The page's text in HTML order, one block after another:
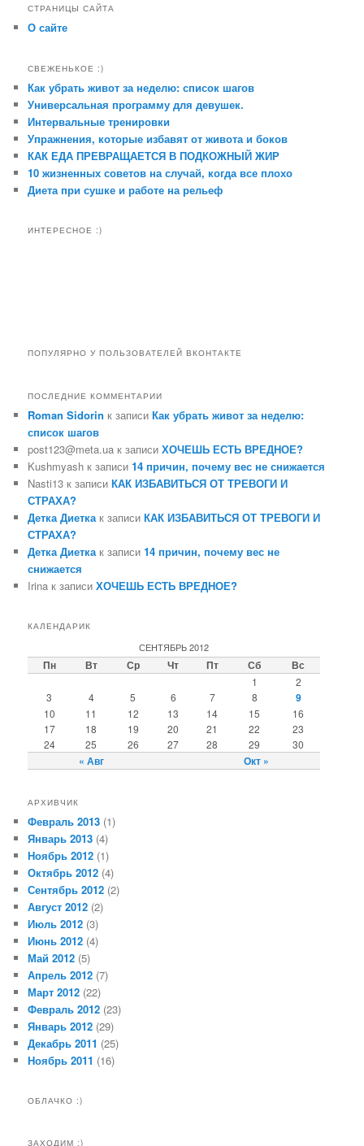
СТРАНИЦЫ САЙТА
О сайте
СВЕЖЕНЬКОЕ :)
Как убрать живот за неделю: список шагов
Универсальная программу для девушек.
Интервальные тренировки
Упражнения, которые избавят от живота и боков
КАК ЕДА ПРЕВРАЩАЕТСЯ В ПОДКОЖНЫЙ ЖИР
10 жизненных советов на случай, когда все плохо
Диета при сушке и работе на рельеф
ИНТЕРЕСНОЕ :)
ПОПУЛЯРНО У ПОЛЬЗОВАТЕЛЕЙ ВКОНТАКТЕ
ПОСЛЕДНИЕ КОММЕНТАРИИ
Roman Sidorin к записиКак убрать живот за неделю:
список шагов
post123@meta.ua к записиХОЧЕШЬ ЕСТЬ ВРЕДНОЕ?
Kushmyash к записи14 причин, почему вес не снижается
Nasti13 к записиКАК ИЗБАВИТЬСЯ ОТ ТРЕВОГИ И
СТРАХА?
Детка Диетка к записиКАК ИЗБАВИТЬСЯ ОТ ТРЕВОГИ И
СТРАХА?
Детка Диетка к записи14 причин, почему вес не
снижается
Irina к записиХОЧЕШЬ ЕСТЬ ВРЕДНОЕ?
КАЛЕНДАРИК
СЕНТЯБРЬ 2012
Пн Вт Ср Чт Пт Сб Вс
« Авг Окт »
1
2
3
4 5 6 7 8 9
10 11 12 13 14 15
16
17
18 19 20 21 22
23
24
25 26 27 28 29 30
АРХИВЧИК
Февраль 2013 (1)
Январь 2013 (4)
Ноябрь 2012 (1)
Октябрь 2012 (4)
Сентябрь 2012 (2)
Август 2012 (2)
Июль 2012 (3)
Июнь 2012 (4)
Май 2012 (5)
Апрель 2012 (7)
Март 2012 (22)
Февраль 2012 (23)
Январь 2012 (29)
Декабрь 2011 (25)
Ноябрь 2011 (16)
ОБЛАЧКО :)
ЗАХОДИМ :)